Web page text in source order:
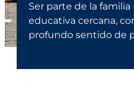
Ser parte de la
educativa cercana,
profundo sentido de